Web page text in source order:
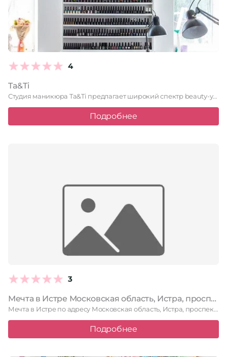
4
Ta&Ti
Студия маникюра Ta&Ti предлагает широкий спектр beauty-услуг для создания идеального …
Подробнее
3
Мечта в Истре Московская область, Истра, проспект Генерала Белобородова, 16, офис 1
Мечта в Истре по адресу Московская область, Истра, проспект Генерала …
Подробнее